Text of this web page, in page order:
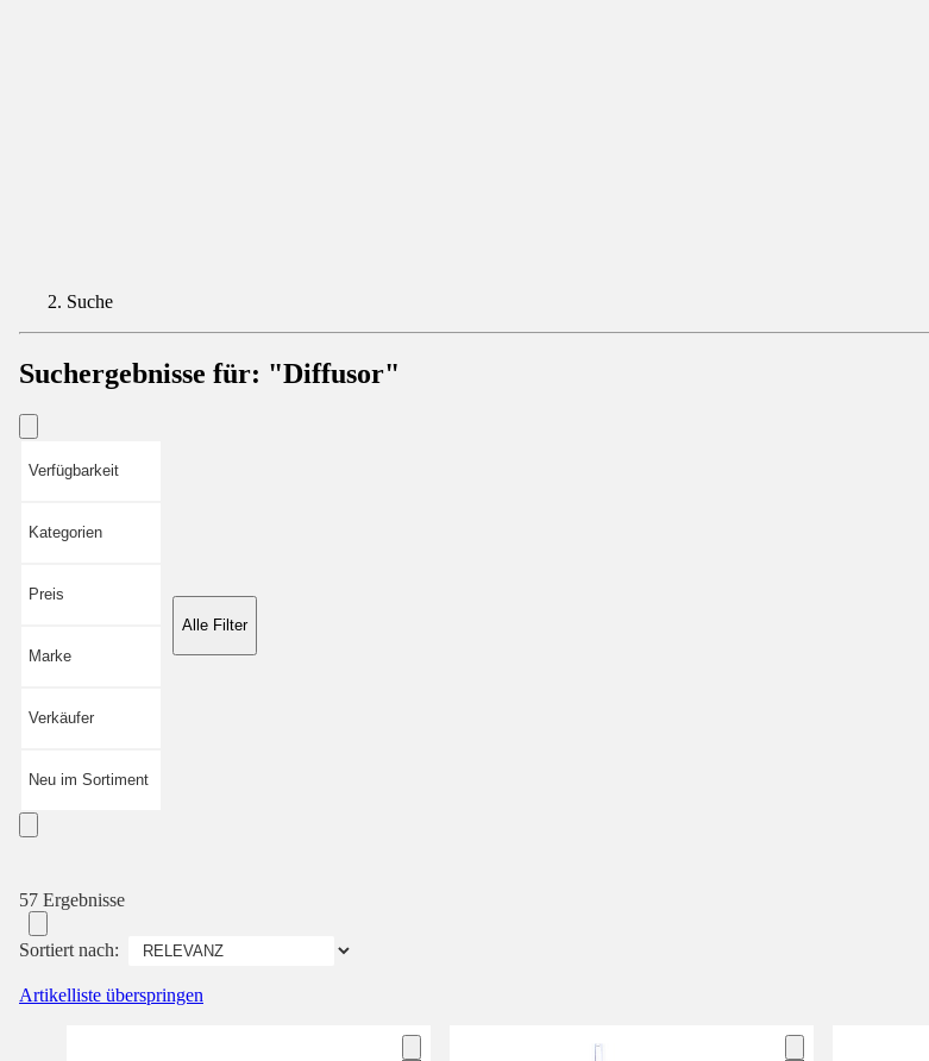
Suche
Suchergebnisse für: "Diffusor"
Verfügbarkeit
Kategorien
Preis
Marke
Verkäufer
Neu im Sortiment
Alle Filter
57 Ergebnisse
Sortiert nach:
Artikelliste überspringen